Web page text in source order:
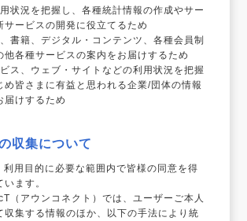
状況を把握し、各種統計情報の作成やサー
サービスの開発に役立てるため
書籍、デジタル・コンテンツ、各種会員制
他各種サービスの案内をお届けするため
ス、ウェブ・サイトなどの利用状況を把握
め皆さまに有益と思われる企業/団体の情報
届けするため
収集について
利用目的に必要な範囲内で皆様の同意を得
ます。
（アウンコネクト）では、ユーザーご本人
収集する情報のほか、以下の手法により統